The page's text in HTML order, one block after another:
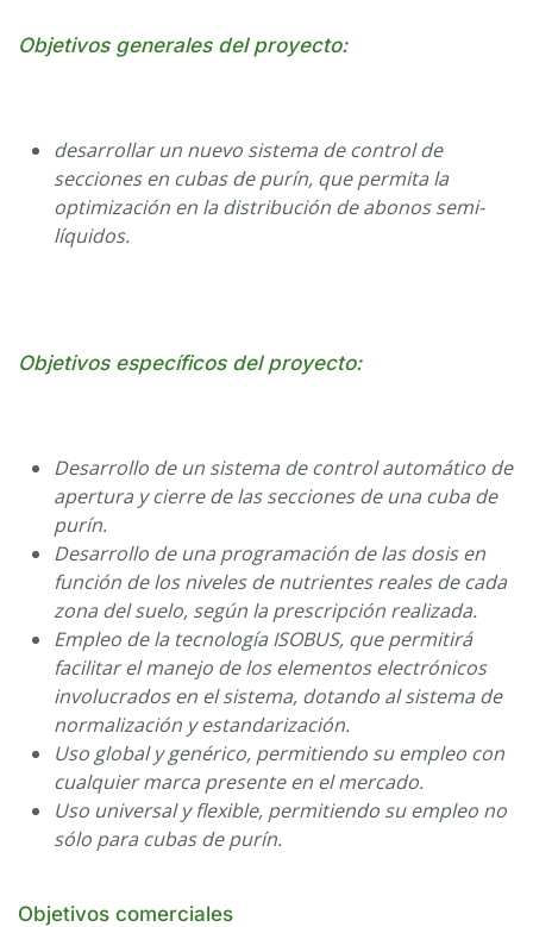
Objetivos generales del proyecto:
desarrollar un nuevo sistema de control de
secciones en cubas de purín, que permita la
optimización en la distribución de abonos semi-
líquidos.
Objetivos específicos del proyecto:
Desarrollo de un sistema de control automático de
apertura y cierre de las secciones de una cuba de
purín.
Desarrollo de una programación de las dosis en
función de los niveles de nutrientes reales de cada
zona del suelo, según la prescripción realizada.
Empleo de la tecnología ISOBUS, que permitirá
facilitar el manejo de los elementos electrónicos
involucrados en el sistema, dotando al sistema de
normalización y estandarización.
Uso global y genérico, permitiendo su empleo con
cualquier marca presente en el mercado.
Uso universal y flexible, permitiendo su empleo no
sólo para cubas de purín.
Objetivos comerciales